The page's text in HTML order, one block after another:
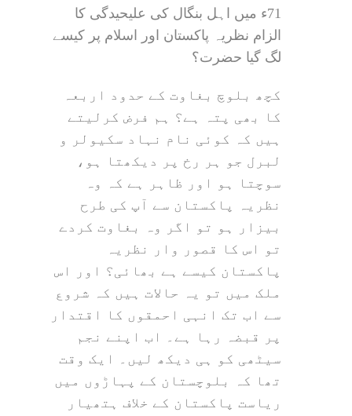
71ء میں اہل بنگال کی علیحیدگی کا
الزام نظریہ پاکستان اور اسلام پر کیسے
لگ گیا حضرت؟
کچھ بلوچ بغاوت کے حدود اربعہ
کا بھی پتہ ہے؟ ہم فرض کرلیتے
ہیں کہ کوئی نام نہاد سکیولر و
لبرل جو ہر رخ پر دیکھتا ہو،
سوچتا ہو اور ظاہر ہے کہ وہ
نظریہ پاکستان سے آپ کی طرح
بیزار ہو تو اگر وہ بغاوت کردے
تو اس کا قصور وار نظریہ
پاکستان کیسے ہے بھائی؟ اور اس
ملک میں تو یہ حالات ہیں کہ شروع
سے اب تک انہی احمقوں کا اقتدار
پر قبضہ رہا ہے۔ اب اپنے نجم
سیٹھی کو ہی دیکھ لیں۔ ایک وقت
تھا کہ بلوچستان کے پہاڑوں میں
ریاست پاکستان کے خلاف ہتھیار